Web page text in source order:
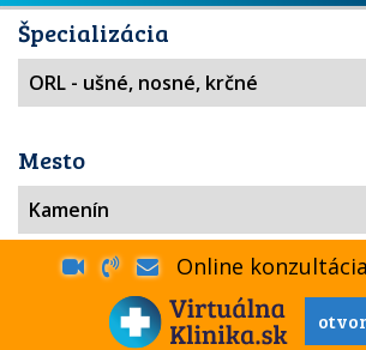
Špecializácia
Mesto
Online